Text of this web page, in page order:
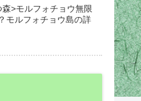
森>モルフォチョウ無限
モルフォチョウ島の詳